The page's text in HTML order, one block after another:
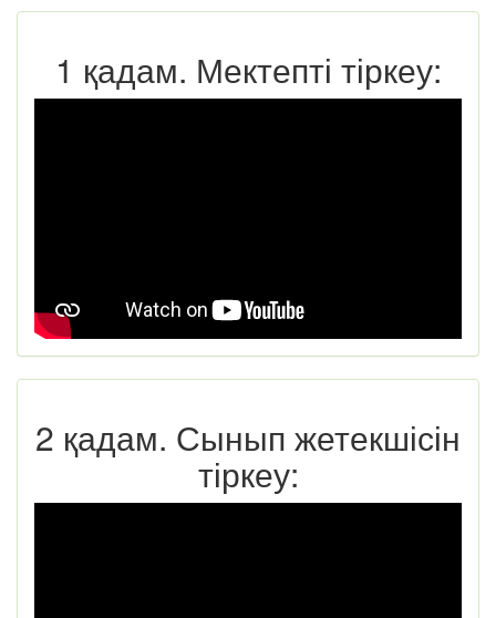
1 қадам. Мектепті тіркеу:
2 қадам. Сынып жетекшісін
тіркеу: